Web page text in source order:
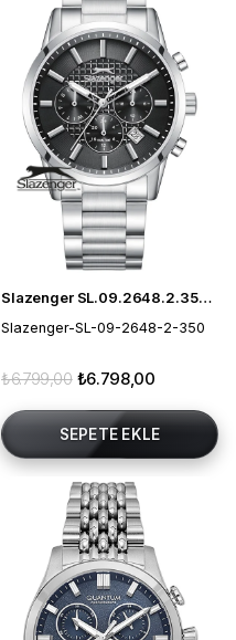
Slazenger SL.09.2648.2.350 Erkek Kol Saati
Slazenger-SL-09-2648-2-350
₺6.798,00
₺6.799,00
SEPETE EKLE